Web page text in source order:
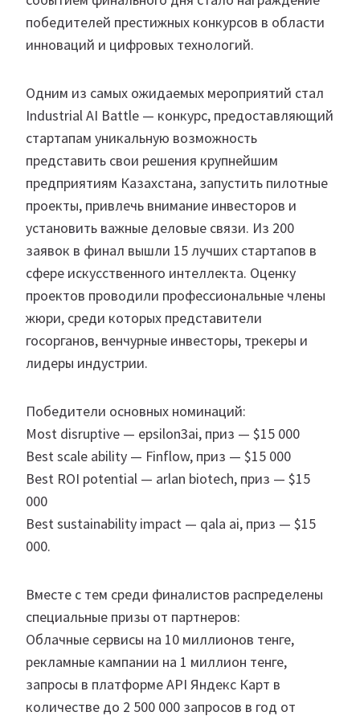
победителей престижных конкурсов в области
инноваций и цифровых технологий.
Одним из самых ожидаемых мероприятий стал
Industrial AI Battle — конкурс, предоставляющий
стартапам уникальную возможность
представить свои решения крупнейшим
предприятиям Казахстана, запустить пилотные
проекты, привлечь внимание инвесторов и
установить важные деловые связи. Из 200
заявок в финал вышли 15 лучших стартапов в
сфере искусственного интеллекта. Оценку
проектов проводили профессиональные члены
жюри, среди которых представители
госорганов, венчурные инвесторы, трекеры и
лидеры индустрии.
Победители основных номинаций:
Most disruptive — epsilon3ai, приз — $15 000
Best scale ability — Finflow, приз — $15 000
Best ROI potential — arlan biotech, приз — $15
000
Best sustainability impact — qala ai, приз — $15
000.
Вместе с тем среди финалистов распределены
специальные призы от партнеров:
Облачные сервисы на 10 миллионов тенге,
рекламные кампании на 1 миллион тенге,
запросы в платформе API Яндекс Карт в
количестве до 2 500 000 запросов в год от